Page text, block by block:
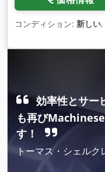
コンディション: 新しい
効率性とサー
も再び
す！
トーマス・シェル